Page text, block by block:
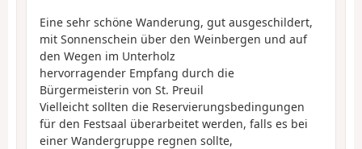
Eine sehr schöne Wanderung, gut ausgeschildert,
mit Sonnenschein über den Weinbergen und auf
den Wegen im Unterholz
hervorragender Empfang durch die
Bürgermeisterin von St. Preuil
Vielleicht sollten die Reservierungsbedingungen
für den Festsaal überarbeitet werden, falls es bei
einer Wandergruppe regnen sollte,